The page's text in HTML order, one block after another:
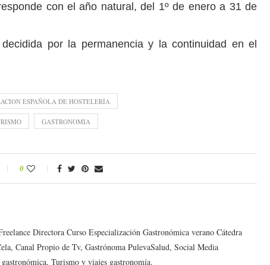
con el año natural, del 1º de enero a 31 de
por la permanencia y la continuidad en el
ESPAÑOLA DE HOSTELERÍA
GASTRONOMIA
0
Directora Curso Especialización Gastronómica verano Cátedra
Canal Propio de Tv, Gastrónoma PulevaSalud, Social Media
Turismo y viajes gastronomía.